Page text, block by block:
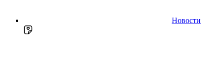
Новости